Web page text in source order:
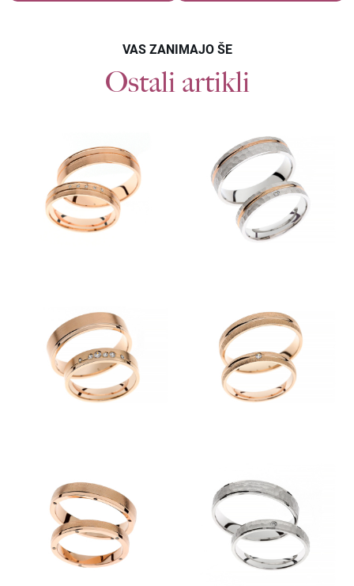
Kolekcije
KOLEKCIJA CLASSIC
KOLEKCIJA LINEA
KOLEKCIJA ESENCA
Predstavitev
POROČNI PRSTANI F530
VAS ZANIMAJO ŠE
Ostali artikli